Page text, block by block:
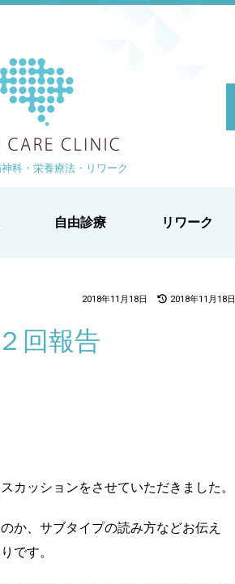
科・栄養療法・リワーク
自由診療 リワーク
2018年11月18日 2018年11月18日
回報告
カッションをさせていただきました。
か、サブタイプの読み方などお伝え
です。